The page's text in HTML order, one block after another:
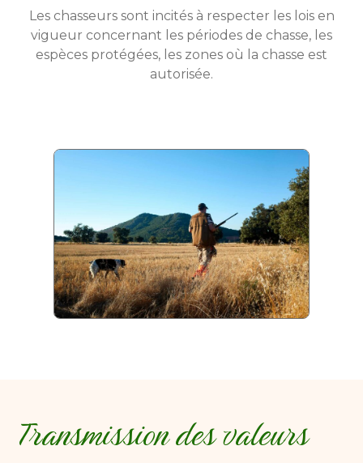
Les chasseurs sont incités à respecter les lois en
vigueur concernant les périodes de chasse, les
espèces protégées, les zones où la chasse est
autorisée.
Transmission des valeurs